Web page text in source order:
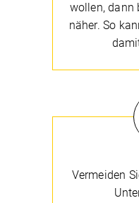
wollen, dann
näher. So
Vermeiden